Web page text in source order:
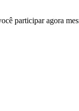
participar agora